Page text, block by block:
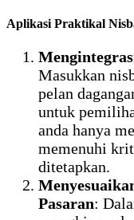
Aplikasi Praktikal
Masukkan
pelan
untuk
anda hanya
memenuhi
ditetapkan.
Pasaran: